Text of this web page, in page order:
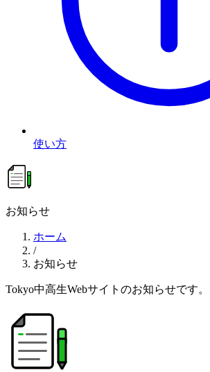
使い方
お知らせ
ホーム
/
お知らせ
Tokyo中高生Webサイトのお知らせです。